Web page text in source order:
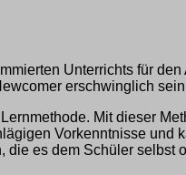
Unterrichts für
erschwinglich
Mit dieser
Vorkenntnisse
es dem Schüler